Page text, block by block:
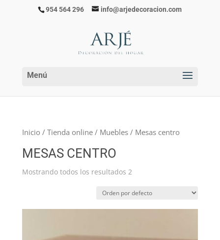
954 564 296 info@arjedecoracion.com
Inicio / Tienda online/ Muebles/ Mesas centro
MESAS CENTRO
Mostrando todos los resultados 2